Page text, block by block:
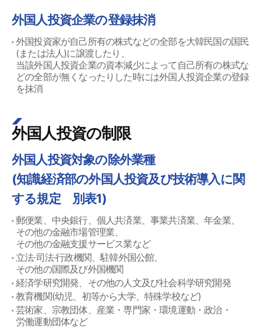
外国人投資企業の登録抹消
外国投資家が自己所有の株式などの全部を大韓民国の国民
(または法人)に譲渡したり、
当該外国人投資企業の資本減少によって自己所有の株式な
どの全部が無くなったりした時には外国人投資企業の登録
を抹消
外国人投資の制限
外国人投資対象の除外業種
(知識経済部の外国人投資及び技術導入に関
する規定 別表1)
郵便業、中央銀行、個人共済業、事業共済業、年金業、
その他の金融市場管理業、
その他の金融支援サービス業など
立法·司法·行政機関、駐韓外国公館、
その他の国際及び外国機関
経済学研究開発、その他の人文及び社会科学研究開発
教育機関(幼児、初等から大学、特殊学校など)
芸術家、宗教団体、産業・専門家・環境運動・政治・
労働運動団体など